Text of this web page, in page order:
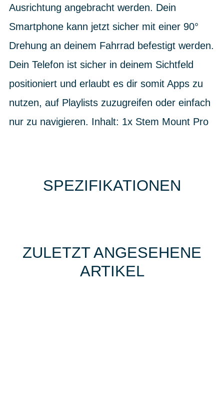
Ausrichtung angebracht werden. Dein
Smartphone kann jetzt sicher mit einer 90°
Drehung an deinem Fahrrad befestigt werden.
Dein Telefon ist sicher in deinem Sichtfeld
positioniert und erlaubt es dir somit Apps zu
nutzen, auf Playlists zuzugreifen oder einfach
nur zu navigieren. Inhalt: 1x Stem Mount Pro
SPEZIFIKATIONEN
ZULETZT ANGESEHENE
ARTIKEL